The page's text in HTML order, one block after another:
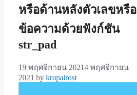
หรือด้านหลังตัวเลขหรือ
ข้อความด้วยฟังก์ชัน
str_pad
19 พฤศจิกายน 20214 พฤศจิกายน
2021 by krupairost